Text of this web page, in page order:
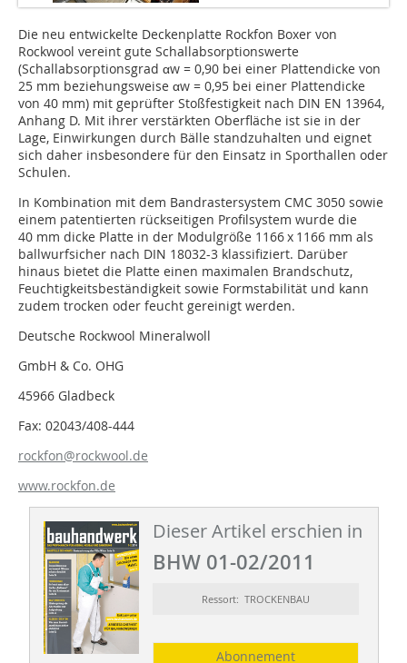
Die neu entwickelte Deckenplatte Rockfon Boxer von
Rockwool vereint gute Schallabsorptionswerte
(Schallabsorptionsgrad αw = 0,90 bei einer Plattendicke von
25 mm beziehungsweise αw = 0,95 bei einer Plattendicke
von 40 mm) mit geprüfter Stoßfestigkeit nach DIN EN 13964,
Anhang D. Mit ihrer verstärkten Oberfläche ist sie in der
Lage, Einwirkungen durch Bälle standzuhalten und eignet
sich daher insbesondere für den Einsatz in Sporthallen oder
Schulen.
In Kombination mit dem Bandrastersystem CMC 3050 sowie
einem patentierten rückseitigen Profilsystem wurde die
40 mm dicke Platte in der Modulgröße 1166 x 1166 mm als
ballwurfsicher nach DIN 18032-3 klassifiziert. Darüber
hinaus bietet die Platte einen maximalen Brandschutz,
Feuchtigkeitsbeständigkeit sowie Formstabilität und kann
zudem trocken oder feucht gereinigt werden.
Deutsche Rockwool Mineralwoll
GmbH & Co. OHG
45966 Gladbeck
Fax: 02043/408-444
rockfon@rockwool.de
www.rockfon.de
Dieser Artikel erschien in
BHW 01-02/2011
Ressort: TROCKENBAU
Abonnement